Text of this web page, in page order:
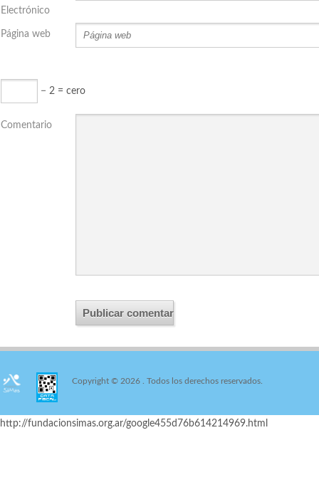
Electrónico
Página web
− 2 = cero
Comentario
Copyright © 2026 . Todos los derechos reservados.
http://fundacionsimas.org.ar/google455d76b614214969.html